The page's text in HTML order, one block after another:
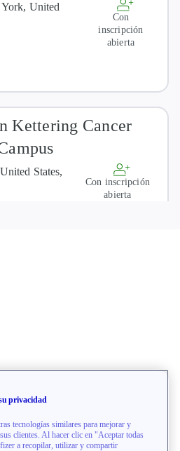
United
Con
inscripción
abierta
Kettering Cancer
States,
Con inscripción
abierta
Kettering Cancer
LLC
privacidad
tecnologías similares para mejorar y
clientes. Al hacer clic en "Aceptar todas
a recopilar, utilizar y compartir